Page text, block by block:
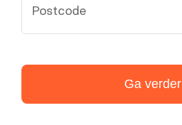
Postcode
Ga verder